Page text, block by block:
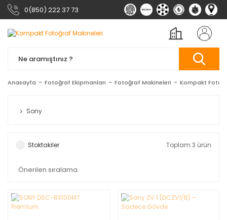
0(850) 222 37 73
Anasayfa Fotoğraf Ekipmanları Fotoğraf Makineleri Kompakt
Sony
Stoktakiler Toplam 3 ürün